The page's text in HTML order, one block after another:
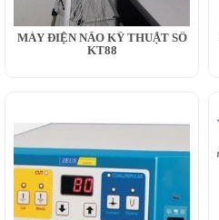
MÁY ĐIỆN NÃO KỸ THUẬT SỐ
KT88